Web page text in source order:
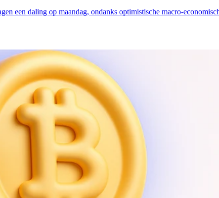
een daling op maandag, ondanks optimistische macro-